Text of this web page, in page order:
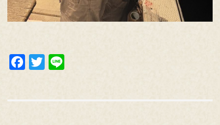
Facebook
Twitter